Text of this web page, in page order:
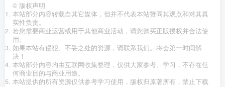
© 版权声明
本站部分内容转载自其它媒体，但并不代表本站赞同其观点和对其真
实性负责。
若您需要商业运营或用于其他商业活动，请您购买正版授权并合法使
用。
如果本站有侵犯、不妥之处的资源，请联系我们。将会第一时间解
决！
本站部分内容均由互联网收集整理，仅供大家参考、学习，不存在任
何商业目的与商业用途。
本站提供的所有资源仅供参考学习使用，版权归原著所有，禁止下载